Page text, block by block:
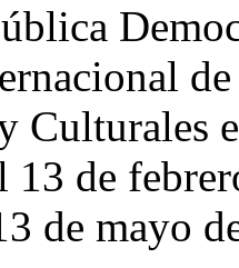
Culturales
de
de mayo